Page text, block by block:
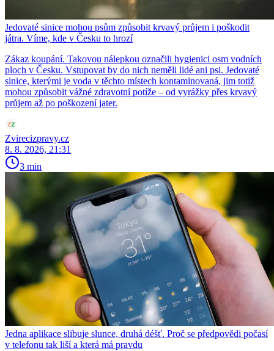
Jedovaté sinice mohou psům způsobit krvavý průjem i poškodit
játra. Víme, kde v Česku to hrozí
Zákaz koupání. Takovou nálepkou označili hygienici osm vodních
ploch v Česku. Vstupovat by do nich neměli lidé ani psi. Jedovaté
sinice, kterými je voda v těchto místech kontaminovaná, jim totiž
mohou způsobit vážné zdravotní potíže – od vyrážky přes krvavý
průjem až po poškození jater.
Zvirecizpravy.cz
8. 8. 2026, 21:31
3 min
Jedna aplikace slibuje slunce, druhá déšť. Proč se předpovědi počasí
v telefonu tak liší a která má pravdu